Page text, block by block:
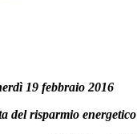
19 febbraio 2016
del risparmio energetico